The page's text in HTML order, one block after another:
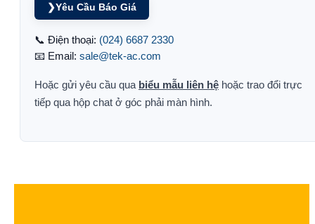
❯Yêu Cầu Báo Giá
📞 Điện thoại: (024) 6687 2330
📧 Email: sale@tek-ac.com
Hoặc gửi yêu cầu qua biểu mẫu liên hệ hoặc trao đổi trực
tiếp qua hộp chat ở góc phải màn hình.